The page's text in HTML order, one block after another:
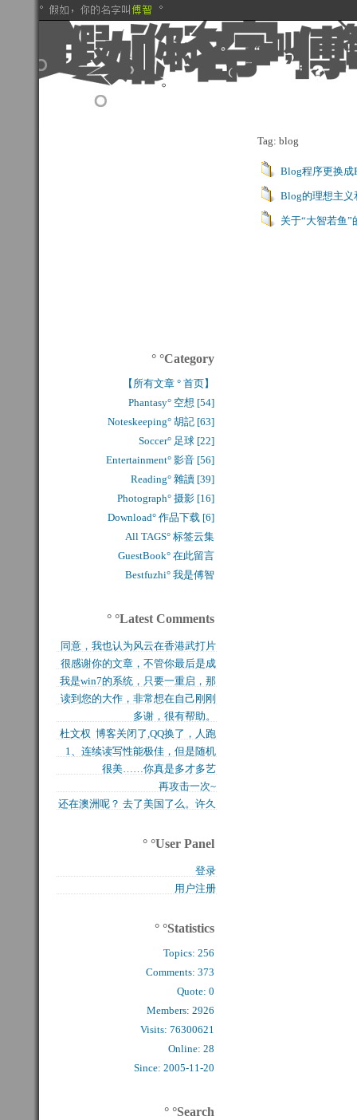
Tag: blog
Blog程序更换成
Blog的理想主义
关于“大智若鱼”
° °Category
【所有文章 ° 首页】
Phantasy° 空想 [54]
Noteskeeping° 胡記 [63]
Soccer° 足球 [22]
Entertainment° 影音 [56]
Reading° 雜讀 [39]
Photograph° 摄影 [16]
Download° 作品下载 [6]
All TAGS° 标签云集
GuestBook° 在此留言
Bestfuzhi° 我是傅智
° °Latest Comments
同意，我也认为风云在香港武打片
历史上是绝无仅有的，...
很感谢你的文章，不管你最后是成
功还是失败，能让后来...
我是win7的系统，只要一重启，那
块MFT盘就无法...
读到您的大作，非常想在自己刚刚
买的固态硬盘上试试，...
多谢，很有帮助。
杜文权 博客关闭了,QQ换了，人跑
了 新的QQ...
1、连续读写性能极佳，但是随机
写入性能极差（这对于...
很美……你真是多才多艺
再攻击一次~
还在澳洲呢？ 去了美国了么。许久
° °User Panel
登录
用户注册
° °Statistics
Topics:256
Comments: 373
Quote: 0
Members: 2926
Visits: 76300621
Online: 28
Since: 2005-11-20
° °Search